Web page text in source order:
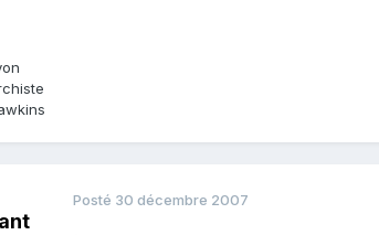
Posté 30 décembre 2007